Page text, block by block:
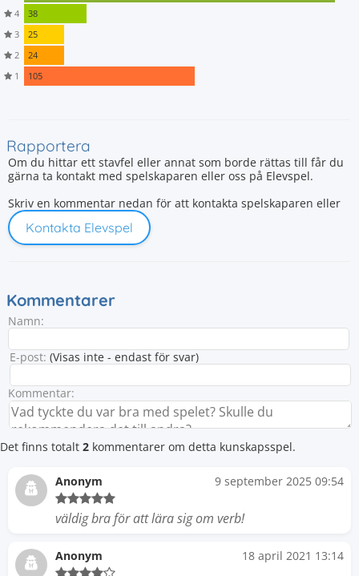
4
38
3
25
2
24
1
105
Rapportera
Om du hittar ett stavfel eller annat som borde rättas till får du
gärna ta kontakt med spelskaparen eller oss på Elevspel.
Skriv en kommentar nedan för att kontakta spelskaparen eller
Kontakta Elevspel
Kommentarer
Namn:
E-post: (Visas inte - endast för svar)
Kommentar:
Det finns totalt 2 kommentarer om detta kunskapsspel.
Anonym 9 september 2025 09:54
väldig bra för att lära sig om verb!
Anonym 18 april 2021 13:14